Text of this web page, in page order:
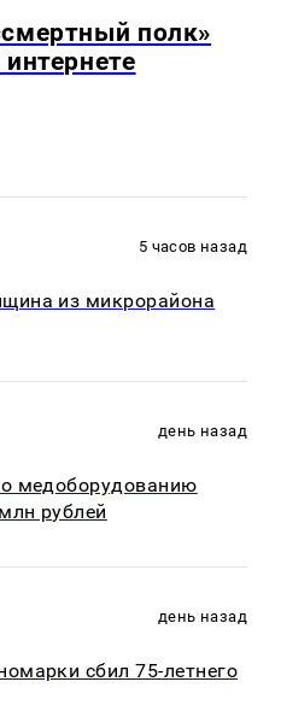
полк»
5 часов назад
из микрорайона
день назад
медоборудованию
рублей
день назад
сбил 75-летнего